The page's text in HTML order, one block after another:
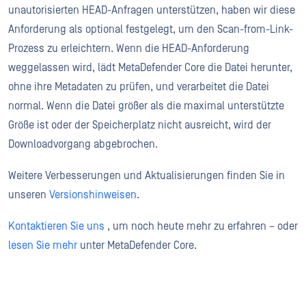
unautorisierten HEAD-Anfragen unterstützen, haben wir diese
Anforderung als optional festgelegt, um den Scan-from-Link-
Prozess zu erleichtern. Wenn die HEAD-Anforderung
weggelassen wird, lädt MetaDefender Core die Datei herunter,
ohne ihre Metadaten zu prüfen, und verarbeitet die Datei
normal. Wenn die Datei größer als die maximal unterstützte
Größe ist oder der Speicherplatz nicht ausreicht, wird der
Downloadvorgang abgebrochen.
Weitere Verbesserungen und Aktualisierungen finden Sie in
unseren Versionshinweisen.
Kontaktieren Sie uns , um noch heute mehr zu erfahren – oder
lesen Sie mehr unter MetaDefender Core.